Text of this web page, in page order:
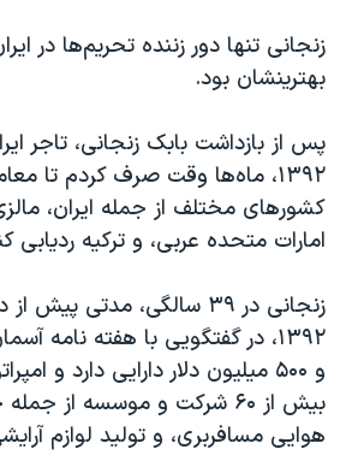
نرگس محمدی برنده جایزه نوبل صلح
صفحه‌های ویژه
سفر پرزیدنت ترامپ به چین
زنجانی تنها دور زننده تحریم‌ها در
بهترینشان بود.
پس از بازداشت بابک زنجانی، تاجر
۱۳۹۲، ماه‌ها وقت صرف کردم تا
کشورهای مختلف از جمله ایران،
امارات متحده عربی، و ترکیه ردیابی
زنجانی در ۳۹ سالگی، مدتی
و ۵۰۰ میلیون دلار دارایی دارد و
بیش از ۶۰ شرکت و موسسه از
هوایی مسافربری، و تولید لوازم